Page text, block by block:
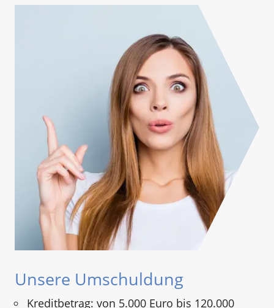
Unsere Umschuldung
Kreditbetrag: von 5.000 Euro bis 120.000